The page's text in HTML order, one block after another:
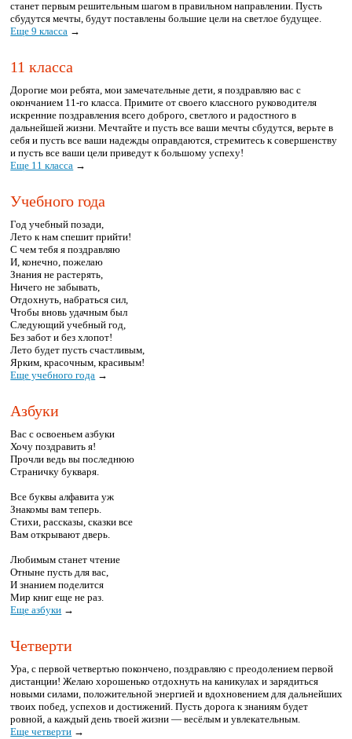
станет первым решительным шагом в правильном направлении. Пусть
сбудутся мечты, будут поставлены большие цели на светлое будущее.
Еще 9 класса →
11 класса
Дорогие мои ребята, мои замечательные дети, я поздравляю вас с
окончанием 11-го класса. Примите от своего классного руководителя
искренние поздравления всего доброго, светлого и радостного в
дальнейшей жизни. Мечтайте и пусть все ваши мечты сбудутся, верьте в
себя и пусть все ваши надежды оправдаются, стремитесь к совершенству
и пусть все ваши цели приведут к большому успеху!
Еще 11 класса →
Учебного года
Год учебный позади,
Лето к нам спешит прийти!
С чем тебя я поздравляю
И, конечно, пожелаю
Знания не растерять,
Ничего не забывать,
Отдохнуть, набраться сил,
Чтобы вновь удачным был
Следующий учебный год,
Без забот и без хлопот!
Лето будет пусть счастливым,
Ярким, красочным, красивым!
Еще учебного года →
Азбуки
Вас с освоеньем азбуки
Хочу поздравить я!
Прочли ведь вы последнюю
Страничку букваря.
Все буквы алфавита уж
Знакомы вам теперь.
Стихи, рассказы, сказки все
Вам открывают дверь.
Любимым станет чтение
Отныне пусть для вас,
И знанием поделится
Мир книг еще не раз.
Еще азбуки →
Четверти
Ура, с первой четвертью покончено, поздравляю с преодолением первой
дистанции! Желаю хорошенько отдохнуть на каникулах и зарядиться
новыми силами, положительной энергией и вдохновением для дальнейших
твоих побед, успехов и достижений. Пусть дорога к знаниям будет
ровной, а каждый день твоей жизни — весёлым и увлекательным.
Еще четверти →